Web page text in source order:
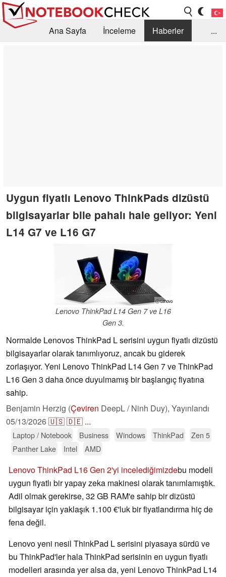
Ana Sayfa İnceleme
Haberler
...
Uygun fiyatlı Lenovo ThinkPads dizüstü
bilgisayarlar bile pahalı hale geliyor: Yeni
L14 G7 ve L16 G7
ⓘ Lenovo
Lenovo ThinkPad L14 Gen 7 ve L16
Gen 3.
Normalde Lenovos ThinkPad L serisini uygun fiyatlı dizüstü
bilgisayarlar olarak tanımlıyoruz, ancak bu giderek
zorlaşıyor. Yeni Lenovo ThinkPad L14 Gen 7 ve ThinkPad
L16 Gen 3 daha önce duyulmamış bir başlangıç fiyatına
sahip.
Benjamin Herzig (Çeviren DeepL / Ninh Duy), Yayınlandı
05/13/2026🇺🇸🇩🇪 ...
Laptop / Notebook Business Windows ThinkPad
Zen 5
Panther Lake
Intel AMD
Lenovo ThinkPad L16 Gen 2'yi incelediğimizdebu modeli
uygun fiyatlı bir yapay zeka makinesi olarak tanımlamıştık.
Adil olmak gerekirse, 32 GB RAM'e sahip bir dizüstü
bilgisayar için yaklaşık 1.100 €'luk bir fiyatlandırma hiç de
fena değil.
Lenovo yeni nesil ThinkPad L serisini piyasaya sürdü ve
bu ThinkPad'ler hala ThinkPad serisinin en uygun fiyatlı
modelleri arasında yer alsa da, yeni Lenovo ThinkPad L14